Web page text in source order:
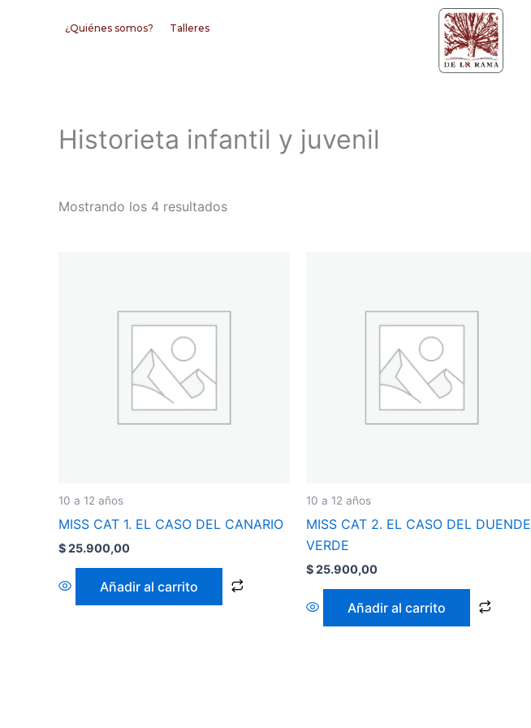
¿Quiénes somos? Talleres
Historieta infantil y juvenil
Mostrando los 4 resultados
10 a 12 años
MISS CAT 1. EL CASO DEL CANARIO
$25.900,00
Añadir al carrito
10 a 12 años
MISS CAT 2. EL CASO DEL DUENDE
VERDE
$25.900,00
Añadir al carrito